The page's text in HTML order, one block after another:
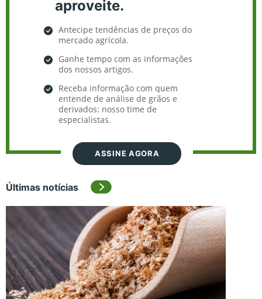
aproveite.
Antecipe tendências de preços do
mercado agrícola.
Ganhe tempo com as informações
dos nossos artigos.
Receba informação com quem
entende de análise de grãos e
derivados: nosso time de
especialistas.
ASSINE AGORA
Últimas notícias